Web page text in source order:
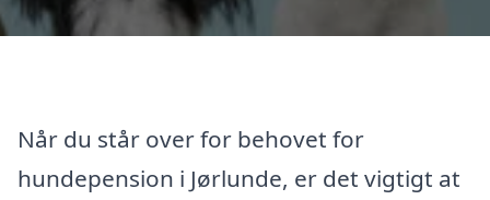
Når du står over for behovet for
hundepension i Jørlunde, er det vigtigt at